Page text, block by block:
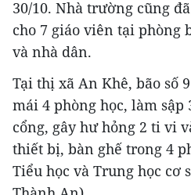
30/10. Nhà trường cũng
cho 7 giáo viên tại phòng
và nhà dân.
Tại thị xã An Khê, bão số
mái 4 phòng học, làm
cổng, gây hư hỏng 2 ti vi
thiết bị, bàn ghế trong 4
Tiểu học và Trung học cơ